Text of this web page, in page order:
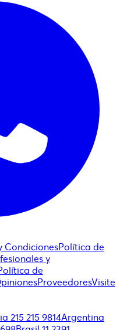
CondicionesPolítica de
y
de
ProveedoresVisite
215 215 9814Argentina